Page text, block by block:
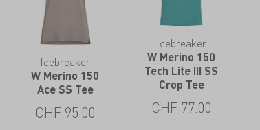
Icebreaker
W Merino 150
Ace SS Tee
CHF 95.00
Icebreaker
W Merino 150
Tech Lite III SS
Crop Tee
CHF 77.00